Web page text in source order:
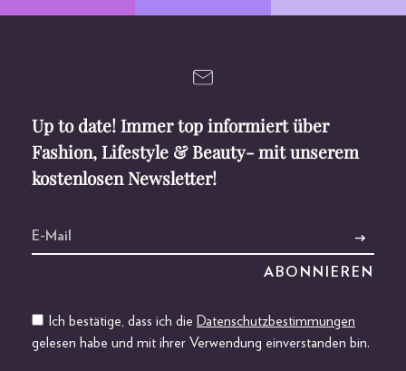
Up to date! Immer top informiert über
Fashion, Lifestyle & Beauty- mit unserem
kostenlosen Newsletter!
Ich bestätige, dass ich die Datenschutzbestimmungen
gelesen habe und mit ihrer Verwendung einverstanden bin.